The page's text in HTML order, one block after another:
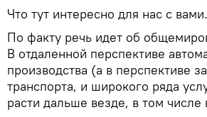
Что тут интересно для нас с вами.
По факту речь идет об
В отдаленной перспективе
производства (а в перспективе
транспорта, и широкого ряда
расти дальше везде, в том числе